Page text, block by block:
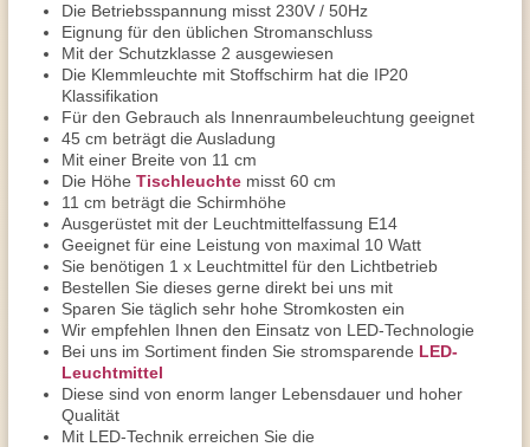
Die Betriebsspannung misst 230V / 50Hz
Eignung für den üblichen Stromanschluss
Mit der Schutzklasse 2 ausgewiesen
Die Klemmleuchte mit Stoffschirm hat die IP20
Klassifikation
Für den Gebrauch als Innenraumbeleuchtung geeignet
45 cm beträgt die Ausladung
Mit einer Breite von 11 cm
Die Höhe Tischleuchte misst 60 cm
11 cm beträgt die Schirmhöhe
Ausgerüstet mit der Leuchtmittelfassung E14
Geeignet für eine Leistung von maximal 10 Watt
Sie benötigen 1 x Leuchtmittel für den Lichtbetrieb
Bestellen Sie dieses gerne direkt bei uns mit
Sparen Sie täglich sehr hohe Stromkosten ein
Wir empfehlen Ihnen den Einsatz von LED-Technologie
Bei uns im Sortiment finden Sie stromsparende LED-
Leuchtmittel
Diese sind von enorm langer Lebensdauer und hoher
Qualität
Mit LED-Technik erreichen Sie die